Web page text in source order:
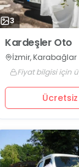
3
Kardeşler Oto
İzmir, Karabağlar
Fiyat bilgisi için